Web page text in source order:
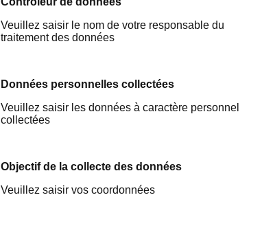
Veuillez saisir le nom de votre responsable du
traitement des données
Données personnelles collectées
Veuillez saisir les données à caractère personnel
collectées
Objectif de la collecte des données
Veuillez saisir vos coordonnées